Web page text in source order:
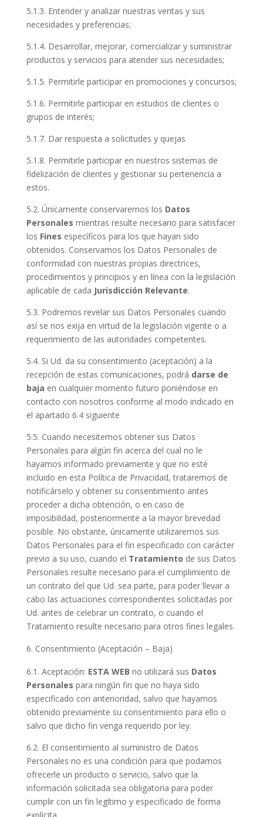
5.1.3. Entender y analizar nuestras ventas y sus
necesidades y preferencias;
5.1.4. Desarrollar, mejorar, comercializar y suministrar
productos y servicios para atender sus necesidades;
5.1.5. Permitirle participar en promociones y concursos;
5.1.6. Permitirle participar en estudios de clientes o
grupos de interés;
5.1.7. Dar respuesta a solicitudes y quejas
5.1.8. Permitirle participar en nuestros sistemas de
fidelización de clientes y gestionar su pertenencia a
estos.
5.2. Únicamente conservaremos los Datos
Personales mientras resulte necesario para satisfacer
los Fines específicos para los que hayan sido
obtenidos. Conservamos los Datos Personales de
conformidad con nuestras propias directrices,
procedimientos y principios y en línea con la legislación
aplicable de cada Jurisdicción Relevante.
5.3. Podremos revelar sus Datos Personales cuando
así se nos exija en virtud de la legislación vigente o a
requerimiento de las autoridades competentes.
5.4. Si Ud. da su consentimiento (aceptación) a la
recepción de estas comunicaciones, podrá darse de
baja en cualquier momento futuro poniéndose en
contacto con nosotros conforme al modo indicado en
el apartado 6.4 siguiente
5.5. Cuando necesitemos obtener sus Datos
Personales para algún fin acerca del cual no le
hayamos informado previamente y que no esté
incluido en esta Política de Privacidad, trataremos de
notificárselo y obtener su consentimiento antes
proceder a dicha obtención, o en caso de
imposibilidad, posteriormente a la mayor brevedad
posible. No obstante, únicamente utilizaremos sus
Datos Personales para el fin especificado con carácter
previo a su uso, cuando el Tratamiento de sus Datos
Personales resulte necesario para el cumplimiento de
un contrato del que Ud. sea parte, para poder llevar a
cabo las actuaciones correspondientes solicitadas por
Ud. antes de celebrar un contrato, o cuando el
Tratamiento resulte necesario para otros fines legales.
Consentimiento (Aceptación – Baja)
6.1. Aceptación: ESTA WEB no utilizará sus Datos
Personales para ningún fin que no haya sido
especificado con anterioridad, salvo que hayamos
obtenido previamente su consentimiento para ello o
salvo que dicho fin venga requerido por ley.
6.2. El consentimiento al suministro de Datos
Personales no es una condición para que podamos
ofrecerle un producto o servicio, salvo que la
información solicitada sea obligatoria para poder
cumplir con un fin legítimo y especificado de forma